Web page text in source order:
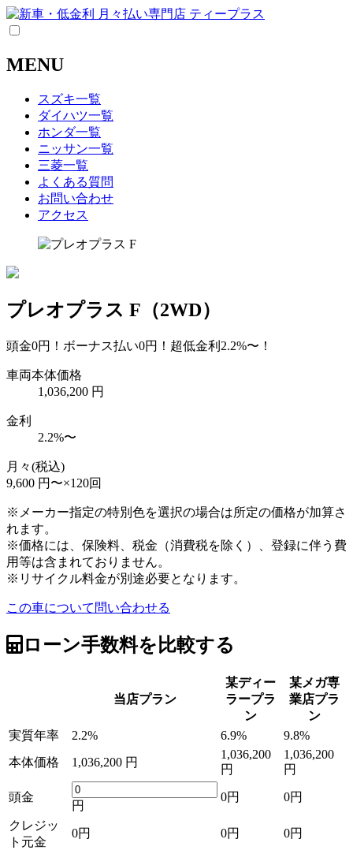
MENU
スズキ一覧
ダイハツ一覧
ホンダ一覧
ニッサン一覧
三菱一覧
よくある質問
お問い合わせ
アクセス
プレオプラス F（2WD）
頭金0円！ボーナス払い0円！超低金利2.2%〜！
車両本体価格
1,036,200 円
金利
2.2%〜
月々(税込)
9,600 円〜×120回
※メーカー指定の特別色を選択の場合は所定の価格が加算さ
れます。
※価格には、保険料、税金（消費税を除く）、登録に伴う費
用等は含まれておりません。
※リサイクル料金が別途必要となります。
この車について問い合わせる
ローン手数料を比較する
当店プラン
某ディー
ラープラ
ン
某メガ専
業店プラ
ン
実質年率
2.2% 6.9%
9.8%
本体価格
1,036,200 円
1,036,200
円
1,036,200
円
頭金
円
0円 0円
クレジッ
ト元金
0円 0円 0円